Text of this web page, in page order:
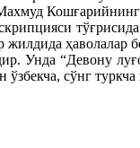
жилдида
Унда “Девону
сўнг